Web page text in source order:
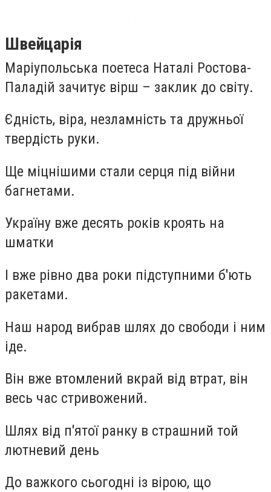
Швейцарія
Маріупольська поетеса Наталі Ростова-
Паладій зачитує вірш – заклик до світу.
Єдність, віра, незламність та дружньої
твердість руки.
Ще міцнішими стали серця під війни
багнетами.
Україну вже десять років кроять на
шматки
І вже рівно два роки підступними б'ють
ракетами.
Наш народ вибрав шлях до свободи і ним
іде.
Він вже втомлений вкрай від втрат, він
весь час стривожений.
Шлях від п'ятої ранку в страшний той
лютневий день
До важкого сьогодні із вірою, що